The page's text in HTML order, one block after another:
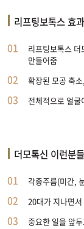
리프팅보톡스 효과
01
리프팅보톡스
만들어줌
02 확장된 모공 축
03 전체적으로 얼
더모톡신 이런분
01
각종주름(미간,
02 20대가 지나면
03 중요한 일을 앞